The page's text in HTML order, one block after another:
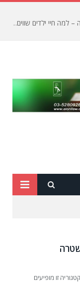
**עו״ד רוני אלוני-סדובניק: פיצויים לנפגעי עבירה – למה חיי ילדים שווים פחות?**
SEARCH
זו מופיעים